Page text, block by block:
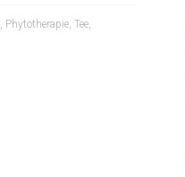
, Phytotherapie, Tee,